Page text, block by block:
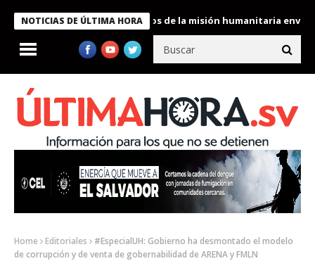
NOTICIAS DE ÚLTIMA HORA
condecora a miembros de la misión humanitaria enviada a
Home Editoriales
#EspecialUH: Gobierno ha desmontado el modelo
de corrupción y de venta de gobernabilidad de ARENA y FMLN